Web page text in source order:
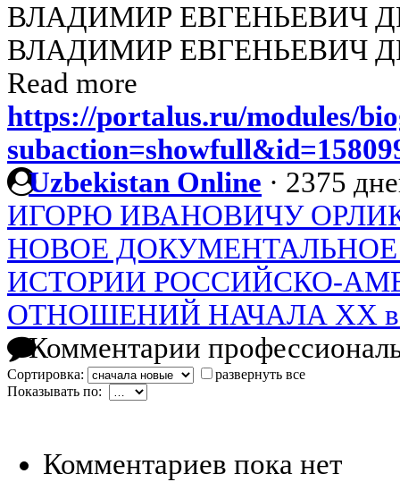
ВЛАДИМИР ЕВГЕНЬЕВИЧ
ВЛАДИМИР ЕВГЕНЬЕВИЧ
Read more
https://portalus.ru/modules/
Uzbekistan Online · 2375
ИГОРЮ ИВАНОВИЧУ
НОВОЕ
ИСТОРИИ РОССИЙСКО-
ОТНОШЕНИЙ НАЧАЛА XX
Комментарии
Сортировка:
развернуть все
Показывать по:
Комментариев пока нет